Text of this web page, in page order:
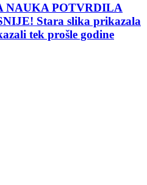
NAUKA POTVRDILA
Stara slika prikazala
tek prošle godine